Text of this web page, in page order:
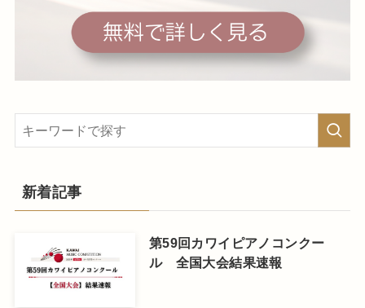
新着記事
第59回カワイピアノコンクー
ル 全国大会結果速報